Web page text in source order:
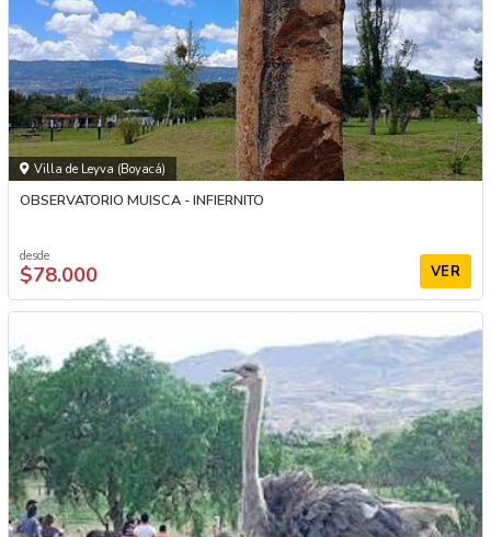
Villa de Leyva (Boyacá)
OBSERVATORIO MUISCA - INFIERNITO
desde
$78.000 VER